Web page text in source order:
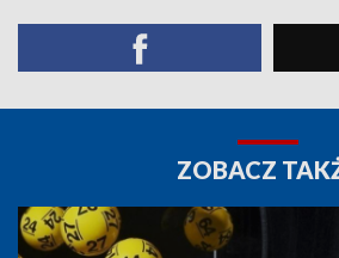
ZOBACZ